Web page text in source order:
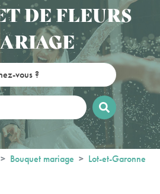
DE FLEURS
Bouquet mariage
Lot-et-Garonne